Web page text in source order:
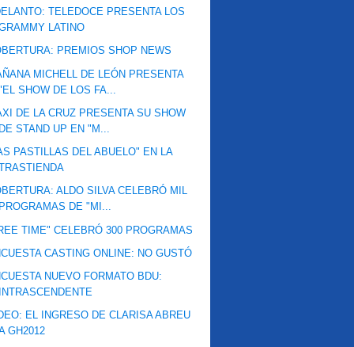
TELEDOCE PRESENTA LOS
LATINO
PREMIOS SHOP NEWS
MICHELL DE LEÓN PRESENTA
SHOW DE LOS FA...
DE LA CRUZ PRESENTA SU SHOW
STAND UP EN "M...
PASTILLAS DEL ABUELO" EN LA
ALDO SILVA CELEBRÓ MIL
DE "MI...
TIME" CELEBRÓ 300 PROGRAMAS
CASTING ONLINE: NO GUSTÓ
NUEVO FORMATO BDU:
EL INGRESO DE CLARISA ABREU
GH2012